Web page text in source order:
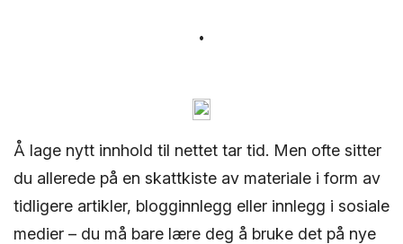
Å lage nytt innhold til nettet tar tid. Men ofte sitter
du allerede på en skattkiste av materiale i form av
tidligere artikler, blogginnlegg eller innlegg i sosiale
medier – du må bare lære deg å bruke det på nye